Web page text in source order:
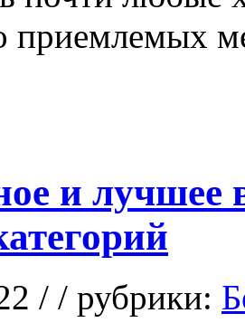
приемлемых
и лучшее
/ / рубрики: